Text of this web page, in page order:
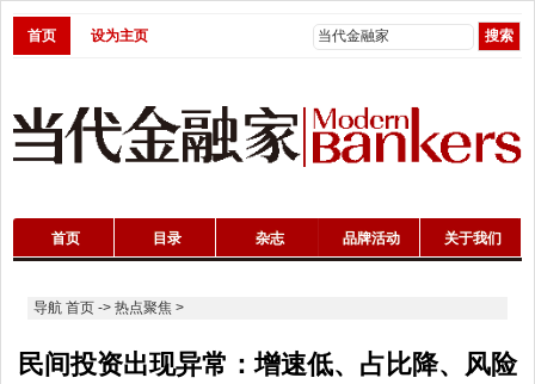
首页 设为主页
首页 目录 杂志 品牌活动 关于我们
导航 首页-> 热点聚焦>
民间投资出现异常：增速低、占比降、风险